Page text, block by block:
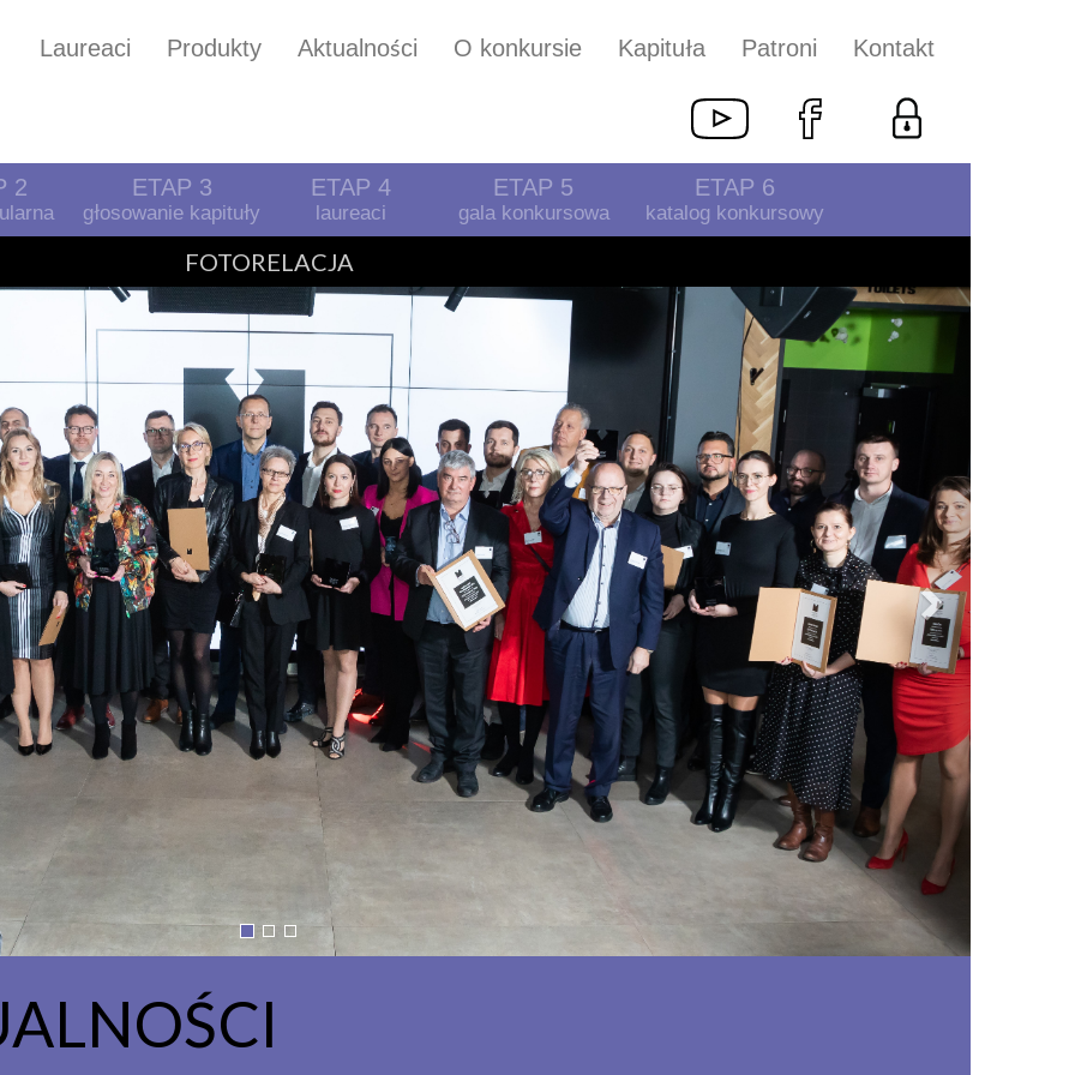
Laureaci Produkty Aktualności O konkursie Kapituła Patroni Kontakt
2 ETAP 3
głosowanie kapituły
ETAP 4
laureaci
ETAP 5
gala konkursowa
ETAP 6
katalog konkursowy
KONKURSOWY „DIAMENT MEBLARSTWA 2023”